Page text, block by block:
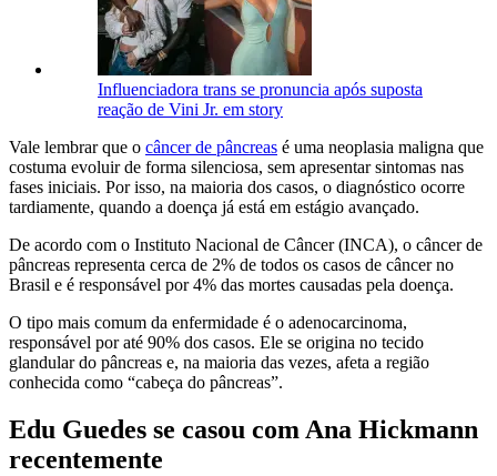
Influenciadora trans se pronuncia após suposta
reação de Vini Jr. em story
Vale lembrar que o câncer de pâncreas é uma neoplasia maligna que
costuma evoluir de forma silenciosa, sem apresentar sintomas nas
fases iniciais. Por isso, na maioria dos casos, o diagnóstico ocorre
tardiamente, quando a doença já está em estágio avançado.
De acordo com o Instituto Nacional de Câncer (INCA), o câncer de
pâncreas representa cerca de 2% de todos os casos de câncer no
Brasil e é responsável por 4% das mortes causadas pela doença.
O tipo mais comum da enfermidade é o adenocarcinoma,
responsável por até 90% dos casos. Ele se origina no tecido
glandular do pâncreas e, na maioria das vezes, afeta a região
conhecida como “cabeça do pâncreas”.
Edu Guedes se casou com Ana Hickmann
recentemente